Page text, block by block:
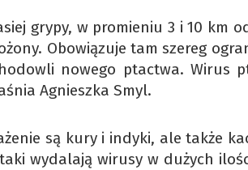
grypy, w promieniu 3 i 10 km
Obowiązuje tam szereg
nowego ptactwa. Wirus
Agnieszka Smyl.
są kury i indyki, ale także
wydalają wirusy w dużych